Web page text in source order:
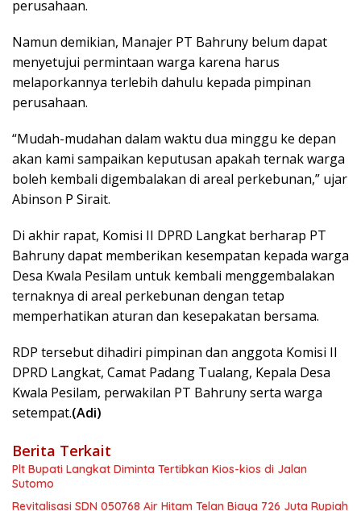
perusahaan.
Namun demikian, Manajer PT Bahruny belum dapat
menyetujui permintaan warga karena harus
melaporkannya terlebih dahulu kepada pimpinan
perusahaan.
“Mudah-mudahan dalam waktu dua minggu ke depan
akan kami sampaikan keputusan apakah ternak warga
boleh kembali digembalakan di areal perkebunan,” ujar
Abinson P Sirait.
Di akhir rapat, Komisi II DPRD Langkat berharap PT
Bahruny dapat memberikan kesempatan kepada warga
Desa Kwala Pesilam untuk kembali menggembalakan
ternaknya di areal perkebunan dengan tetap
memperhatikan aturan dan kesepakatan bersama.
RDP tersebut dihadiri pimpinan dan anggota Komisi II
DPRD Langkat, Camat Padang Tualang, Kepala Desa
Kwala Pesilam, perwakilan PT Bahruny serta warga
setempat.(Adi)
Berita Terkait
Plt Bupati Langkat Diminta Tertibkan Kios-kios di Jalan
Sutomo
Revitalisasi SDN 050768 Air Hitam Telan Biaya 726 Juta Rupiah